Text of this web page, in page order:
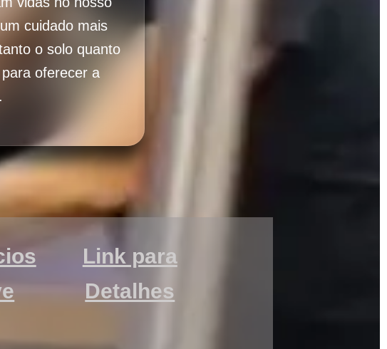
cuidado mais
o solo quanto
oferecer a
Link para
Detalhes